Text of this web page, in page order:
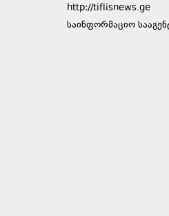
http://tiflisnews.ge
საინფორმაციო